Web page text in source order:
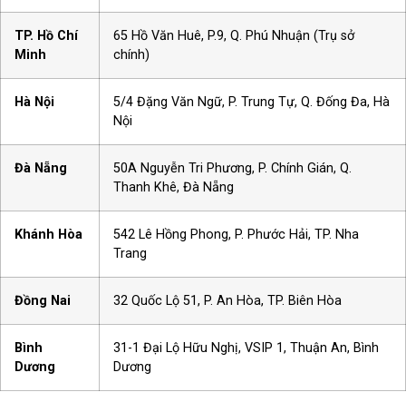
TP. Hồ Chí
Minh
65 Hồ Văn Huê, P.9, Q. Phú Nhuận (Trụ sở
chính)
Hà Nội
5/4 Đặng Văn Ngữ, P. Trung Tự, Q. Đống Đa, Hà
Nội
Đà Nẵng
50A Nguyễn Tri Phương, P. Chính Gián, Q.
Thanh Khê, Đà Nẵng
Khánh Hòa
542 Lê Hồng Phong, P. Phước Hải, TP. Nha
Trang
Đồng Nai 32 Quốc Lộ 51, P. An Hòa, TP. Biên Hòa
Bình
Dương
31-1 Đại Lộ Hữu Nghị, VSIP 1, Thuận An, Bình
Dương